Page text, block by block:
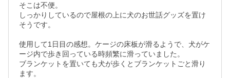
そこは不便。
しっかりしているので屋根の上に犬のお世話グッズを置け
そうです。
使用して1日目の感想。ケージの床板が滑るようで、犬がケ
ージ内で歩き回っている時頻繁に滑っていました。
ブランケットを置いても犬が歩くとブランケットごと滑り
ます。